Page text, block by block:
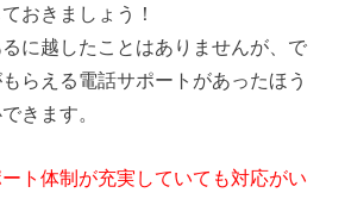
おきましょう！
に越したことはありませんが、で
らえる電話サポートがあったほう
きます。
ト体制が充実していても対応がい